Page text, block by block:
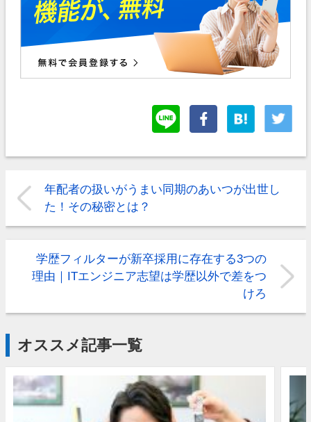
年配者の扱いがうまい同期のあいつが出世し
た！その秘密とは？
学歴フィルターが新卒採用に存在する3つの
理由｜ITエンジニア志望は学歴以外で差をつ
けろ
オススメ記事一覧